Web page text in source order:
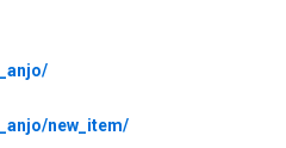
new_item/